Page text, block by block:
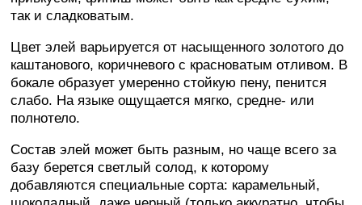
так и сладковатым.
Цвет элей варьируется от насыщенного золотого до
каштанового, коричневого с красноватым отливом. В
бокале образует умеренно стойкую пену, пенится
слабо. На языке ощущается мягко, средне- или
полнотело.
Состав элей может быть разным, но чаще всего за
базу берется светлый солод, к которому
добавляются специальные сорта: карамельный,